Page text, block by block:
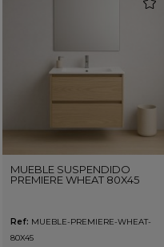
MUEBLE SUSPENDIDO
PREMIERE WHEAT 80X45
Ref: MUEBLE-PREMIERE-WHEAT-
80X45